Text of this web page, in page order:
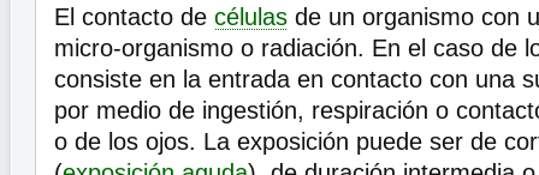
El contacto de células de un organismo con
micro-organismo o radiación. En el caso de
consiste en la entrada en contacto con una
por medio de ingestión, respiración o
o de los ojos. La exposición puede ser de